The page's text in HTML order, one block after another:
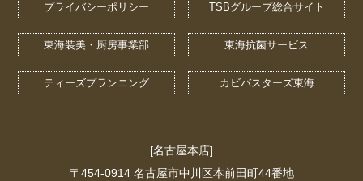
プライバシーポリシー TSBグループ総合サイト
東海装美・厨房事業部 東海抗菌サービス
ティーズプランニング カビバスターズ東海
[名古屋本店]
〒454-0914 名古屋市中川区本前田町44番地